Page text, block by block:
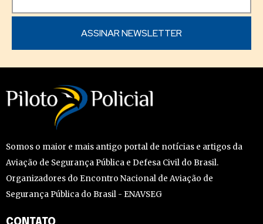
Somos o maior e mais antigo portal de notícias e artigos da
Aviação de Segurança Pública e Defesa Civil do Brasil.
Organizadores do Encontro Nacional de Aviação de
Segurança Pública do Brasil - ENAVSEG